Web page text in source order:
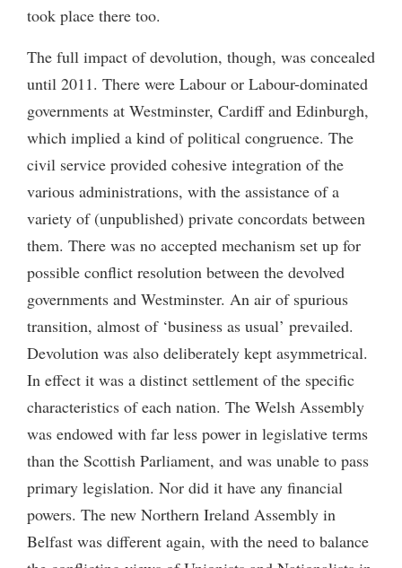
took place there too.
The full impact of devolution, though, was concealed
until 2011. There were Labour or Labour-dominated
governments at Westminster, Cardiff and Edinburgh,
which implied a kind of political congruence. The
civil service provided cohesive integration of the
various administrations, with the assistance of a
variety of (unpublished) private concordats between
them. There was no accepted mechanism set up for
possible conflict resolution between the devolved
governments and Westminster. An air of spurious
transition, almost of ‘business as usual’ prevailed.
Devolution was also deliberately kept asymmetrical.
In effect it was a distinct settlement of the specific
characteristics of each nation. The Welsh Assembly
was endowed with far less power in legislative terms
than the Scottish Parliament, and was unable to pass
primary legislation. Nor did it have any financial
powers. The new Northern Ireland Assembly in
Belfast was different again, with the need to balance